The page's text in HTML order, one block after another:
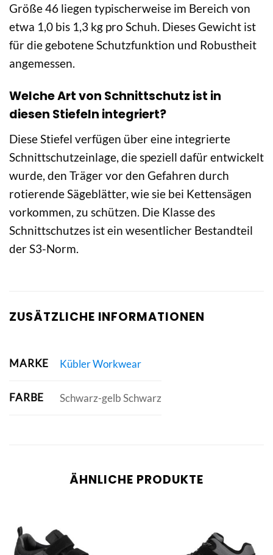
Größe 46 liegen typischerweise im Bereich von
etwa 1,0 bis 1,3 kg pro Schuh. Dieses Gewicht ist
für die gebotene Schutzfunktion und Robustheit
angemessen.
Welche Art von Schnittschutz ist in
diesen Stiefeln integriert?
Diese Stiefel verfügen über eine integrierte
Schnittschutzeinlage, die speziell dafür entwickelt
wurde, den Träger vor den Gefahren durch
rotierende Sägeblätter, wie sie bei Kettensägen
vorkommen, zu schützen. Die Klasse des
Schnittschutzes ist ein wesentlicher Bestandteil
der S3-Norm.
ZUSÄTZLICHE INFORMATIONEN
MARKE Kübler Workwear
FARBE Schwarz-gelb Schwarz
ÄHNLICHE PRODUKTE